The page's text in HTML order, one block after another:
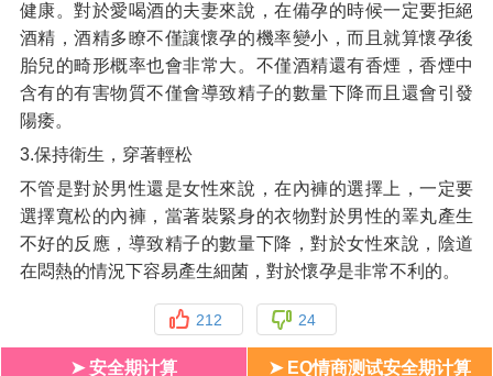
健康。對於愛喝酒的夫妻來說，在備孕的時候一定要拒絕
酒精，酒精多瞭不僅讓懷孕的機率變小，而且就算懷孕後
胎兒的畸形概率也會非常大。不僅酒精還有香煙，香煙中
含有的有害物質不僅會導致精子的數量下降而且還會引發
陽痿。
3.保持衛生，穿著輕松
不管是對於男性還是女性來說，在內褲的選擇上，一定要
選擇寬松的內褲，當著裝緊身的衣物對於男性的睪丸產生
不好的反應，導致精子的數量下降，對於女性來說，陰道
在悶熱的情況下容易產生細菌，對於懷孕是非常不利的。
212 24
➤ 安全期计算 ➤ EQ情商测试安全期计算